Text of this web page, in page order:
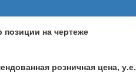
позиции на чертеже
розничная цена, у.е.